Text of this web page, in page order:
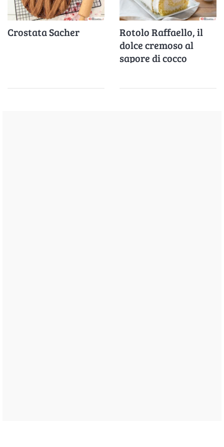
Crostata Sacher
Rotolo Raffaello, il
dolce cremoso al
sapore di cocco